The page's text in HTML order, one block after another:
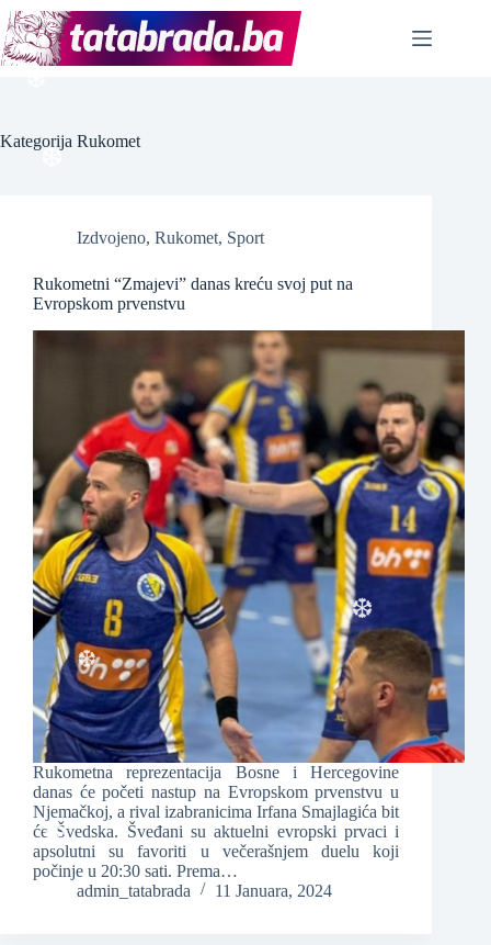
Skip
to
content
Kategorija Rukomet
Izdvojeno, Rukomet, Sport
Rukometni “Zmajevi” danas kreću svoj put na
Evropskom prvenstvu
Rukometna reprezentacija Bosne i Hercegovine
danas će početi nastup na Evropskom prvenstvu u
Njemačkoj, a rival izabranicima Irfana Smajlagića bit
će Švedska. Šveđani su aktuelni evropski prvaci i
apsolutni su favoriti u večerašnjem duelu koji
počinje u 20:30 sati. Prema…
admin_tatabrada
11 Januara, 2024
❆
❆
❆
❆
❆